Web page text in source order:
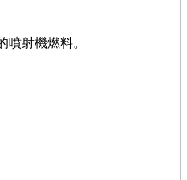
噴射機燃料。